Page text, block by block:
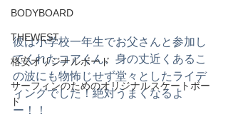
BODYBOARD
THEWEST
格安オリジナルボード
サーフィンのためのオリジナルスケートボー
ド
彼は小学校一年生でお父さんと参加し
てくれたコアくん、身の丈近くあるこ
の波にも物怖じせず堂々としたライデ
ィングでした！絶対うまくなるよ
ー！！